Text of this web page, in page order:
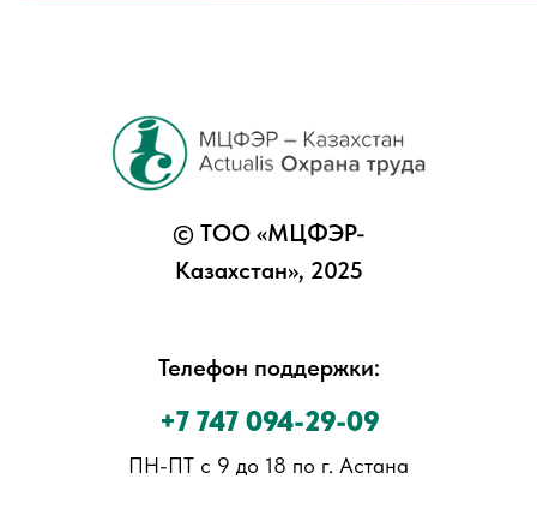
© ТОО «МЦФЭР-
Казахстан», 2025
Телефон поддержки:
+7 747 094-29-09
ПН-ПТ с 9 до 18 по г. Астана